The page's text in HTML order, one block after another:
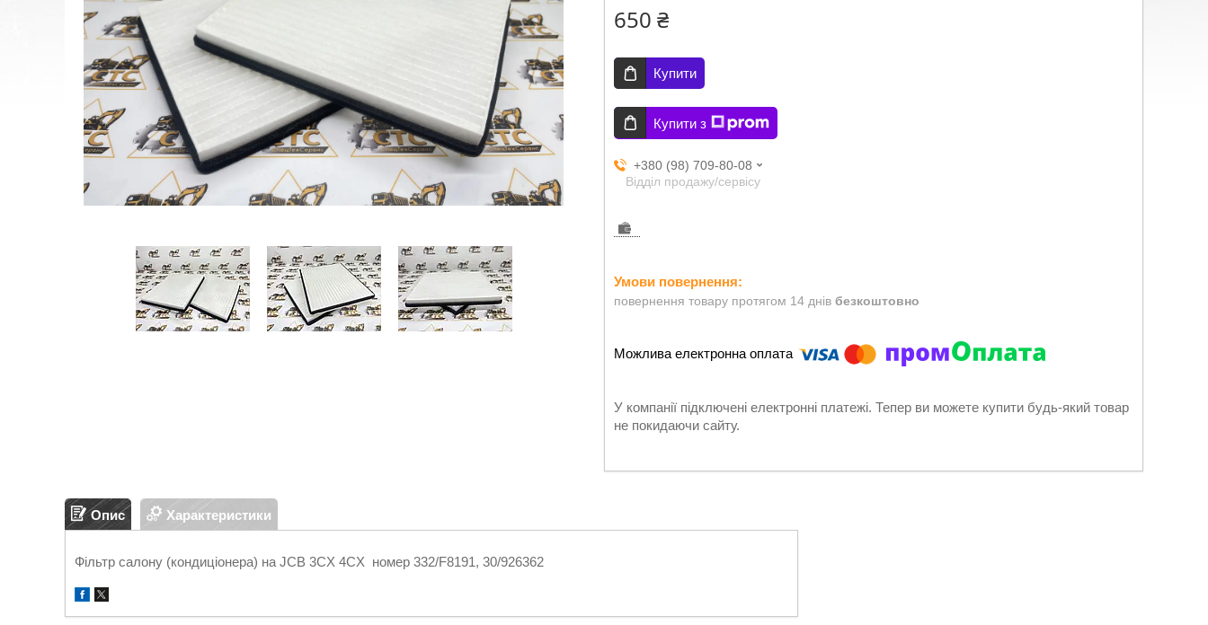
650 ₴
Купити
Купити з
+380 (98) 709-80-08
Відділ продажу/сервісу
повернення товару протягом 14 днів безкоштовно
У компанії підключені електронні платежі. Тепер ви можете купити будь-який товар
не покидаючи сайту.
Опис Характеристики
Фільтр салону (кондиціонера) на JCB 3CX 4CX номер 332/F8191, 30/926362